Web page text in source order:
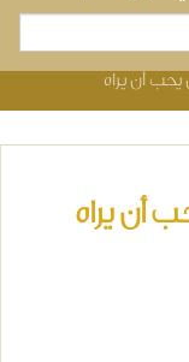
يحب أن يراه
أن يراه